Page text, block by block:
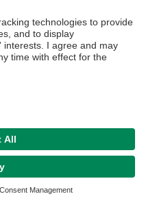
Hausordnung
Sitemap